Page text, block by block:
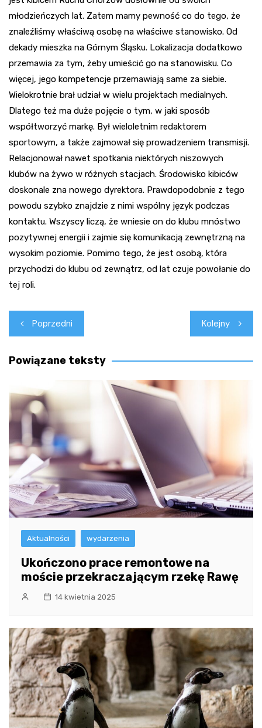
młodzieńczych lat. Zatem mamy pewność co do tego, że
znaleźliśmy właściwą osobę na właściwe stanowisko. Od
dekady mieszka na Górnym Śląsku. Lokalizacja dodatkowo
przemawia za tym, żeby umieścić go na stanowisku. Co
więcej, jego kompetencje przemawiają same za siebie.
Wielokrotnie brał udział w wielu projektach medialnych.
Dlatego też ma duże pojęcie o tym, w jaki sposób
współtworzyć markę. Był wieloletnim redaktorem
sportowym, a także zajmował się prowadzeniem transmisji.
Relacjonował nawet spotkania niektórych niszowych
klubów na żywo w różnych stacjach. Środowisko kibiców
doskonale zna nowego dyrektora. Prawdopodobnie z tego
powodu szybko znajdzie z nimi wspólny język podczas
kontaktu. Wszyscy liczą, że wniesie on do klubu mnóstwo
pozytywnej energii i zajmie się komunikacją zewnętrzną na
wysokim poziomie. Pomimo tego, że jest osobą, która
przychodzi do klubu od zewnątrz, od lat czuje powołanie do
tej roli.
Nawigacja
wpisu
Poprzedni Kolejny
Powiązane teksty
Aktualności wydarzenia
Ukończono prace remontowe na
moście przekraczającym rzekę Rawę
14 kwietnia 2025